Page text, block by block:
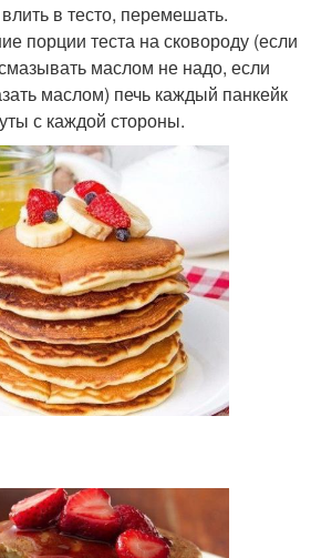
в тесто, перемешать.
порции теста на сковороду (если
маслом не надо, если
маслом) печь каждый панкейк
с каждой стороны.